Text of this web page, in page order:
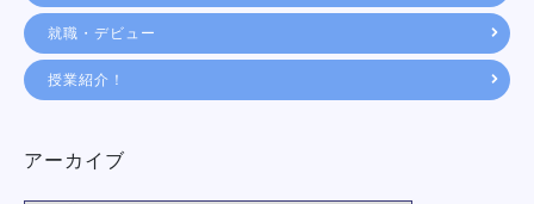
就職・デビュー
授業紹介！
アーカイブ